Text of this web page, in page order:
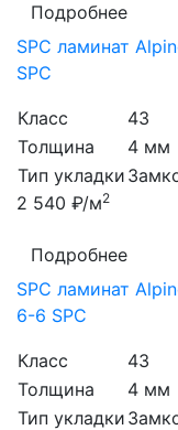
Подробнее
SPC ламинат
SPC
Класс
43
Толщина
4 мм
Тип укладки
2 540 ₽/м2
Подробнее
SPC ламинат
6-6 SPC
Класс
43
Толщина
4 мм
Тип укладки